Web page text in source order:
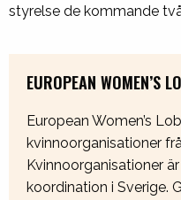
styrelse de kommande
EUROPEAN WOMEN’S
European Women’s
kvinnoorganisationer
Kvinnoorganisationer
koordination i Sverige.